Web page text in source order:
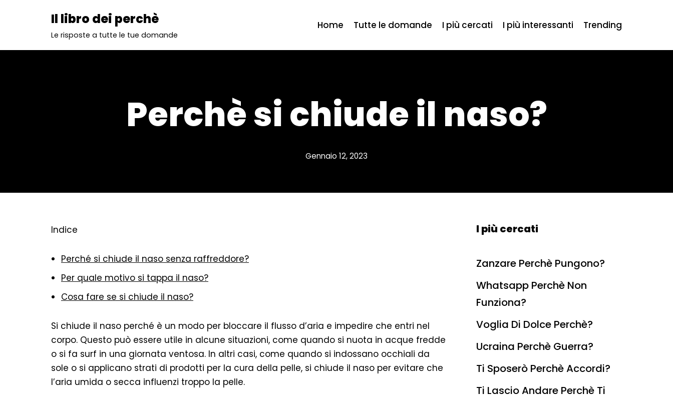
Il libro dei perchè
Le risposte a tutte le tue domande
Home Tutte le domande I più cercati I più interessanti Trending
Perchè si chiude il naso?
Gennaio 12, 2023
Indice
Perché si chiude il naso senza raffreddore?
Per quale motivo si tappa il naso?
Cosa fare se si chiude il naso?
Si chiude il naso perché è un modo per bloccare il flusso d’aria e impedire che entri nel
corpo. Questo può essere utile in alcune situazioni, come quando si nuota in acque fredde
o si fa surf in una giornata ventosa. In altri casi, come quando si indossano occhiali da
sole o si applicano strati di prodotti per la cura della pelle, si chiude il naso per evitare che
l’aria umida o secca influenzi troppo la pelle.
I più cercati
Zanzare Perchè Pungono?
Whatsapp Perchè Non
Funziona?
Voglia Di Dolce Perchè?
Ucraina Perchè Guerra?
Ti Sposerò Perchè Accordi?
Ti Lascio Andare Perchè Ti